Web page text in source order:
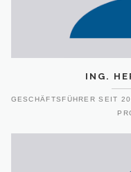
ING.
GESCHÄFTSFÜHRER SEIT